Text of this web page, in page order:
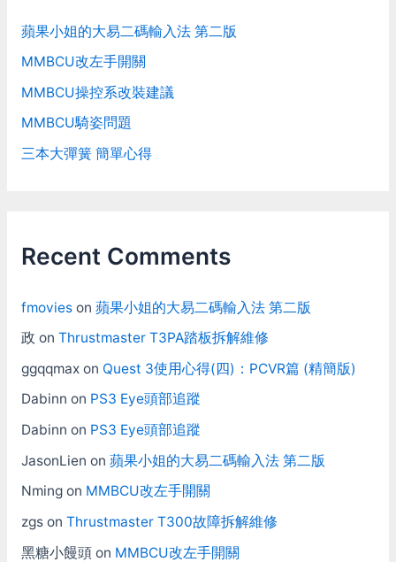
蘋果小姐的大易二碼輸入法 第二版
MMBCU改左手開關
MMBCU操控系改裝建議
MMBCU騎姿問題
三本大彈簧 簡單心得
Recent Comments
fmovieson 蘋果小姐的大易二碼輸入法 第二版
政 on Thrustmaster T3PA踏板拆解維修
ggqqmaxon Quest 3使用心得(四)：PCVR篇 (精簡版)
Dabinn on PS3 Eye頭部追蹤
Dabinn on PS3 Eye頭部追蹤
JasonLien on 蘋果小姐的大易二碼輸入法 第二版
Nmingon MMBCU改左手開關
zgson Thrustmaster T300故障拆解維修
黑糖小饅頭on MMBCU改左手開關